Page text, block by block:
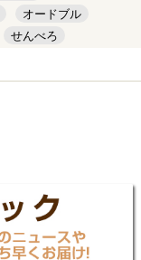
オードブル
せんべろ